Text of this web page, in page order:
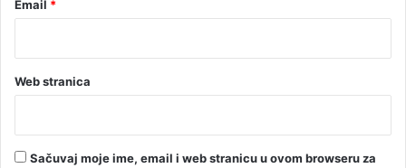
Email *
Web stranica
Sačuvaj moje ime, email i web stranicu u ovom browseru za